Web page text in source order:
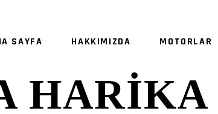
SAYFA HAKKIMIZDA MOTORLAR
HARIKA